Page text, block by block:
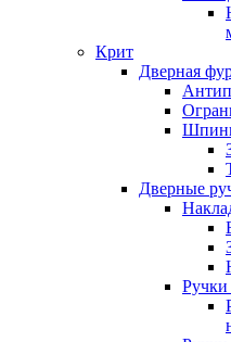
Крит
Дверная
Дверные
Ручки